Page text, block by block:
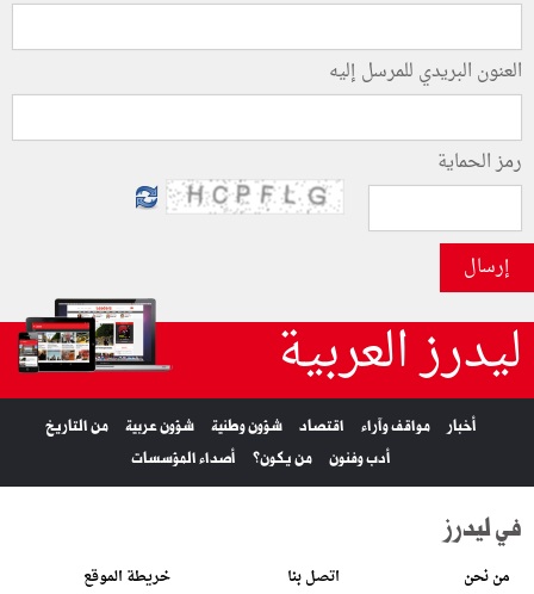
العنون البريدي للمرسل إليه
رمز الحماية
إرسال
ليدرز العربية
أخبار مواقف وآراء اقتصاد شؤون وطنية شؤون عربية
من التاريخ
أدب وفنون
من يكون؟ أصداء المؤسسات
في ليدرز
من نحن اتصل بنا خريطة الموقع